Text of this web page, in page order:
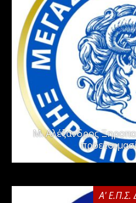
Μ. Αλέξανδρος
Α' Ε.Π.Σ.